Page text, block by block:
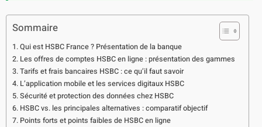
Sommaire
Qui est HSBC France ? Présentation de la banque
Les offres de comptes HSBC en ligne : présentation des gammes
Tarifs et frais bancaires HSBC : ce qu’il faut savoir
L’application mobile et les services digitaux HSBC
Sécurité et protection des données chez HSBC
HSBC vs. les principales alternatives : comparatif objectif
Points forts et points faibles de HSBC en ligne